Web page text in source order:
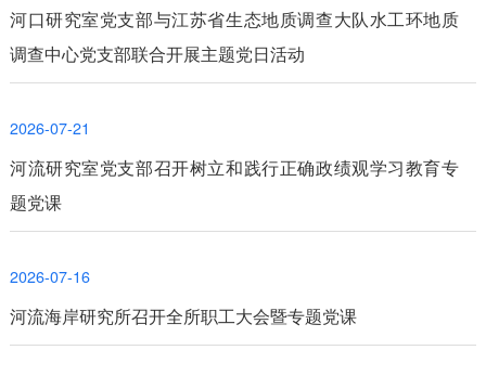
河口研究室党支部与江苏省生态地质调查大队水工环地质
调查中心党支部联合开展主题党日活动
2026-07-21
河流研究室党支部召开树立和践行正确政绩观学习教育专
题党课
2026-07-16
河流海岸研究所召开全所职工大会暨专题党课